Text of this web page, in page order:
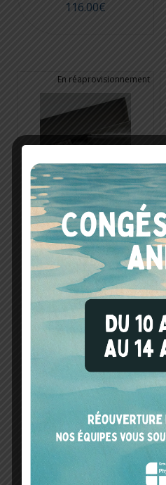
116.00€
LAMPE UV –
SIEVERS (...)
377.00€
SET LINÉARITÉ –
SIEVER (...)